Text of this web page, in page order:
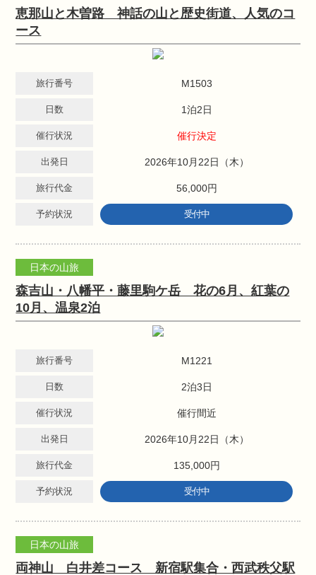
恵那山と木曽路 神話の山と歴史街道、人気のコ
ース
旅行番号 M1503
日数 1泊2日
催行状況 催行決定
出発日 2026年10月22日（木）
旅行代金 56,000円
予約状況 受付中
日本の山旅
森吉山・八幡平・藤里駒ケ岳 花の6月、紅葉の
10月、温泉2泊
旅行番号 M1221
日数 2泊3日
催行状況 催行間近
出発日 2026年10月22日（木）
旅行代金 135,000円
予約状況 受付中
日本の山旅
両神山 白井差コース 新宿駅集合・西武秩父駅